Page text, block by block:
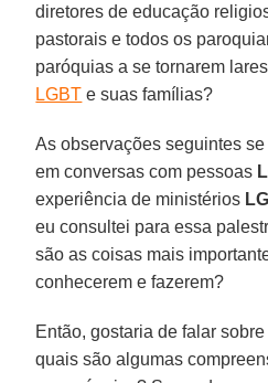
diretores de educação
pastorais e todos os
paróquias a se tornarem
LGBT e suas famílias?
As observações seguintes
em conversas com pessoas
experiência de ministérios
eu consultei para essa
são as coisas mais
conhecerem e fazerem?
Então, gostaria de falar
quais são algumas